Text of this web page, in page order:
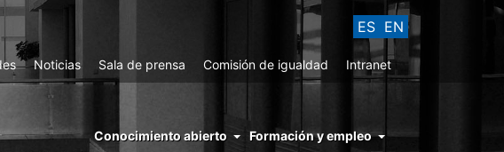
ES EN
Noticias Sala de prensa Comisión de igualdad Intranet
menu
Conocimiento abierto Formación y empleo